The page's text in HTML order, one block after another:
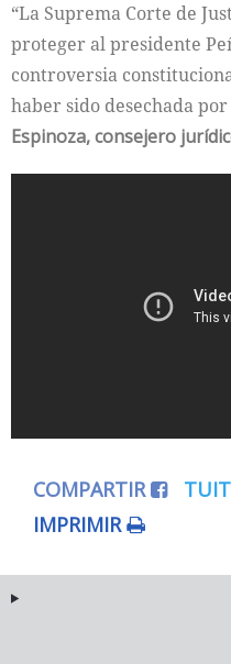
“La Suprema Corte de
proteger al presidente
controversia
haber sido desechada
Espinoza, consejero
COMPARTIR
IMPRIMIR